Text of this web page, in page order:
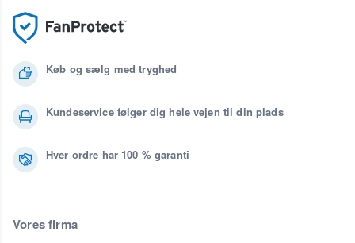
Køb og sælg med tryghed
Kundeservice følger dig hele vejen til din plads
Hver ordre har 100 % garanti
Vores firma